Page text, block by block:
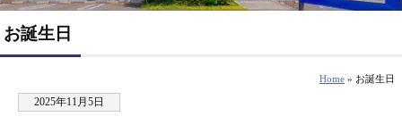
お誕生日
Home » お誕生日
2025年11月5日